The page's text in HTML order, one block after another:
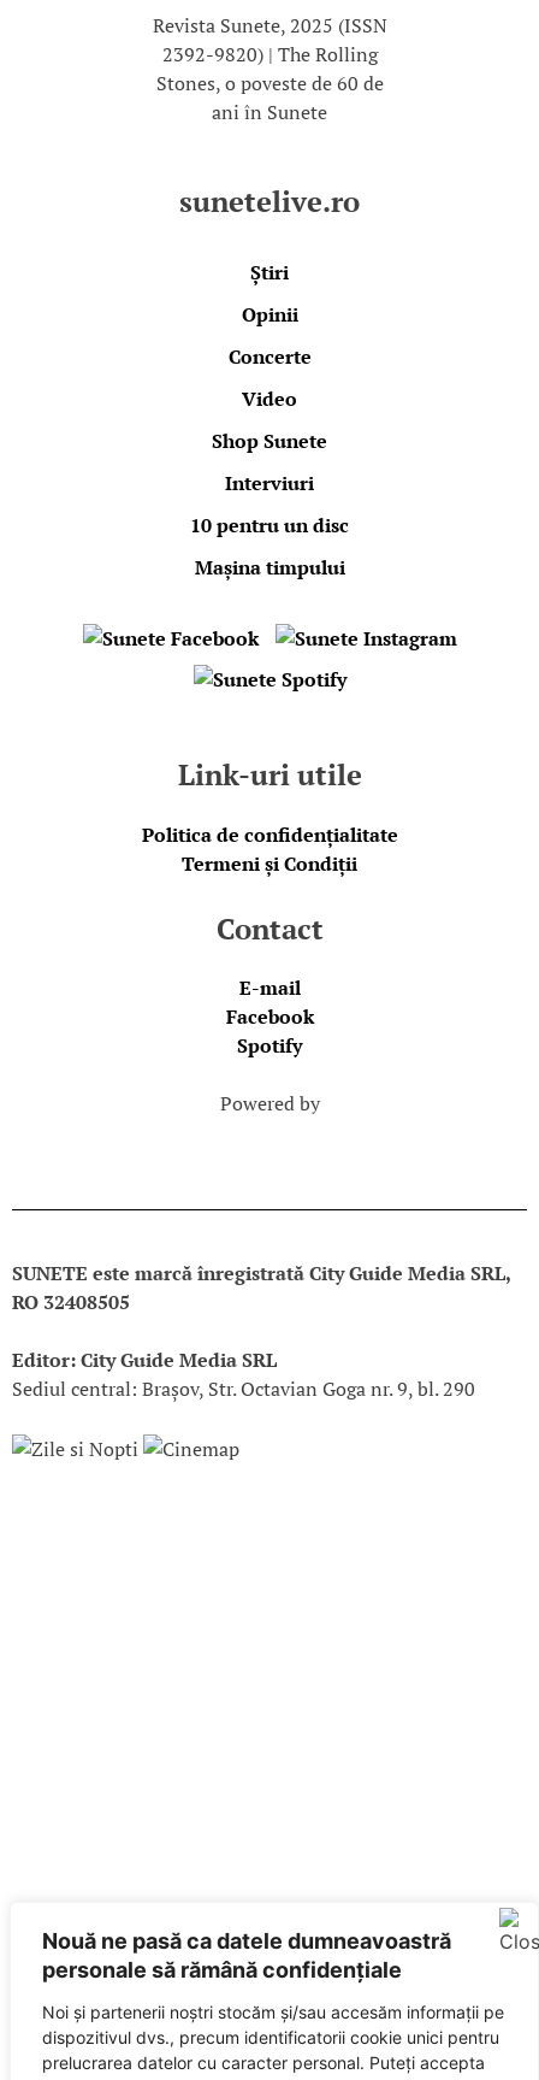
Nouă ne pasă ca datele dumneavoastră
personale să rămână confidențiale
Noi și partenerii noștri stocăm și/sau accesăm informații pe
dispozitivul dvs., precum identificatorii cookie unici pentru
prelucrarea datelor cu caracter personal. Puteți accepta
Revista Sunete, 2025 (ISSN
2392-9820) | The Rolling
Stones, o poveste de 60 de
ani în Sunete
sunetelive.ro
Știri
Opinii
Concerte
Video
Shop Sunete
Interviuri
10 pentru un disc
Mașina timpului
Link-uri utile
Politica de confidențialitate
Termeni și Condiții
Contact
E-mail
Facebook
Spotify
Powered by
SUNETE este marcă înregistrată City Guide Media SRL,
RO 32408505
Editor: City Guide Media SRL
Sediul central: Brașov, Str. Octavian Goga nr. 9, bl. 290